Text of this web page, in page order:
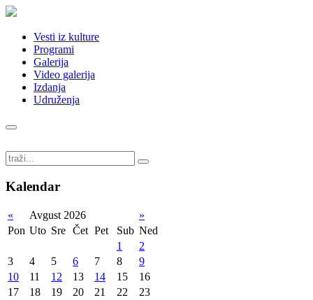
Vesti iz kulture
Programi
Galerija
Video galerija
Izdanja
Udruženja
Kalendar
« Avgust 2026
»
Pon Uto Sre Čet Pet Sub Ned
1
2
3
4 5 6 7 8
9
10
11 12 13 14 15
16
17
18 19 20 21 22
23